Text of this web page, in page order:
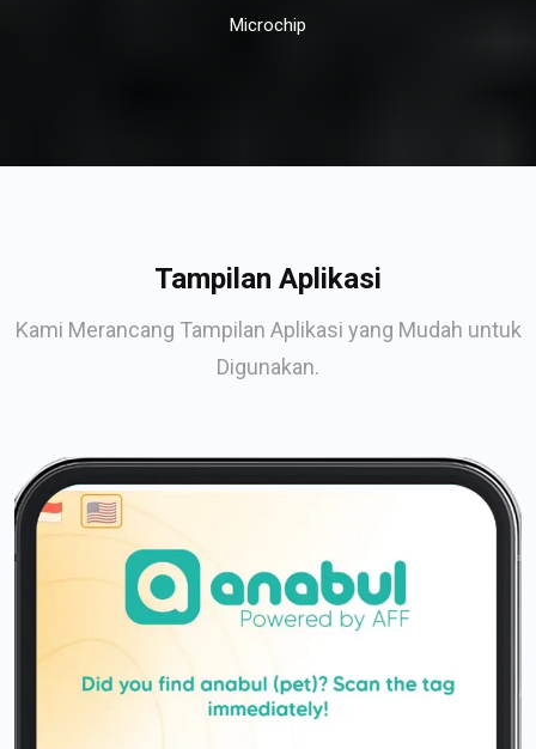
Microchip
Tampilan Aplikasi
Kami Merancang Tampilan Aplikasi yang Mudah untuk
Digunakan.